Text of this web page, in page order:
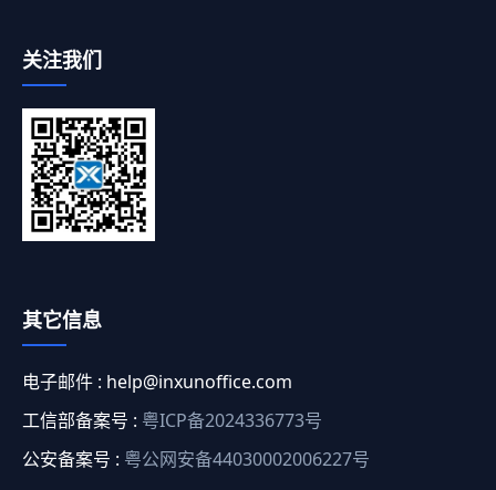
关注我们
其它信息
电子邮件 : help@inxunoffice.com
工信部备案号 : 粤ICP备2024336773号
公安备案号 : 粤公网安备44030002006227号